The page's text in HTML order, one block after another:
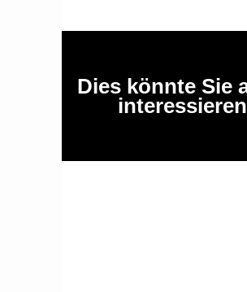
Dies könnte Sie
interessieren